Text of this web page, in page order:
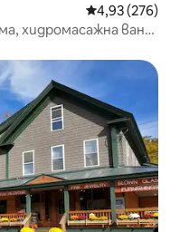
Средна
4,93 (276)
хидромасажна вана